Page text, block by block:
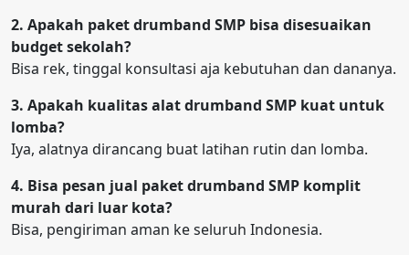
2. Apakah paket drumband SMP bisa disesuaikan
budget sekolah?
Bisa rek, tinggal konsultasi aja kebutuhan dan dananya.
3. Apakah kualitas alat drumband SMP kuat untuk
lomba?
Iya, alatnya dirancang buat latihan rutin dan lomba.
4. Bisa pesan jual paket drumband SMP komplit
murah dari luar kota?
Bisa, pengiriman aman ke seluruh Indonesia.